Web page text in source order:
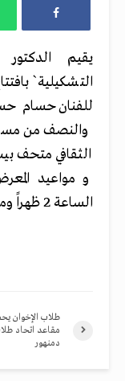
يقيم الدكتور
التشكيلية`
للفنان حسام
والنصف من
الساعة 2 ظهراً ومن الساعة 5 إلى الساعة 9 مساء .
طلاب الإخوان
مقاعد اتحاد
دمنهور